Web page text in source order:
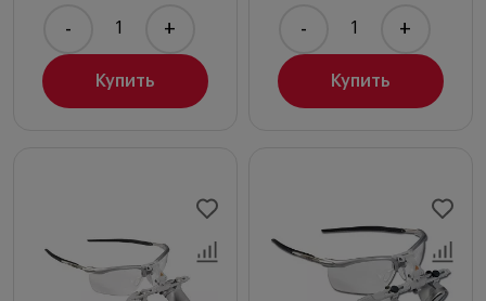
Купить
- +
Купить
- +